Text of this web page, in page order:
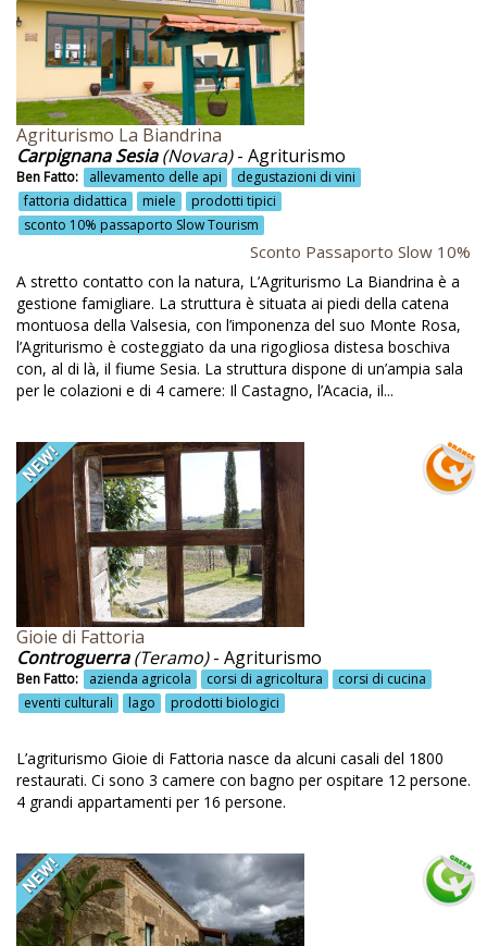
Mostre d'arte
Mountain bike
Mountain-biking
Mura in tufo
Museo attrezzi agricoli
Natura
No barriere architettoniche
Noceto
Noleggio bici
Noleggio biciclette
Nordic walking
Nordik walking
Noto
Oasi di relax
Olio
Oliveti
Omaggi di benvenuto
Omaggio agli ospiti
Omaggio di benvenuto
Ortezzano
Orti
Orto
Orto bio
Agriturismo La Biandrina
Carpignana Sesia(Novara)- Agriturismo
Ben Fatto: allevamento delle api
degustazioni di vini
fattoria didattica
miele
prodotti tipici
sconto 10% passaporto Slow Tourism
Sconto Passaporto Slow 10%
A stretto contatto con la natura, L’Agriturismo La Biandrina è a
gestione famigliare. La struttura è situata ai piedi della catena
montuosa della Valsesia, con l’imponenza del suo Monte Rosa,
l’Agriturismo è costeggiato da una rigogliosa distesa boschiva
con, al di là, il fiume Sesia. La struttura dispone di un’ampia sala
per le colazioni e di 4 camere: Il Castagno, l’Acacia, il...
Gioie di Fattoria
Controguerra(Teramo)- Agriturismo
Ben Fatto: azienda agricola corsi di agricoltura
corsi di cucina
eventi culturali
lago prodotti biologici
L’agriturismo Gioie di Fattoria nasce da alcuni casali del 1800
restaurati. Ci sono 3 camere con bagno per ospitare 12 persone.
4 grandi appartamenti per 16 persone.